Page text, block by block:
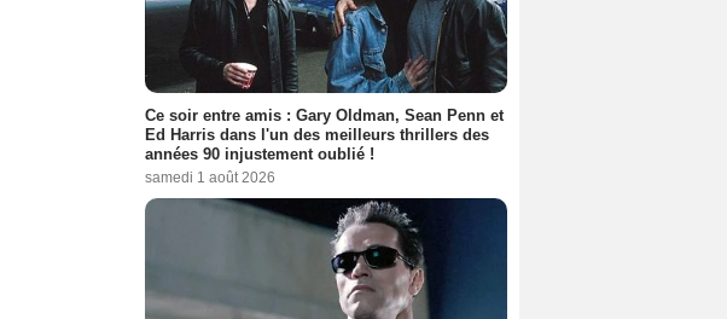
Ce soir entre amis : Gary Oldman, Sean Penn et
Ed Harris dans l'un des meilleurs thrillers des
années 90 injustement oublié !
samedi 1 août 2026